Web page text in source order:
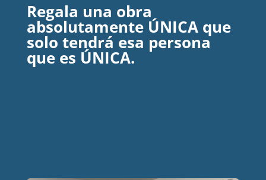
Regala una obra
absolutamente ÚNICA que
solo tendrá esa persona
que es ÚNICA.